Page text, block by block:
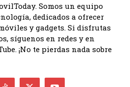
Somos un equipo
dedicados a ofrecer
y gadgets. Si disfrutas
síguenos en redes y en
¡No te pierdas nada sobre